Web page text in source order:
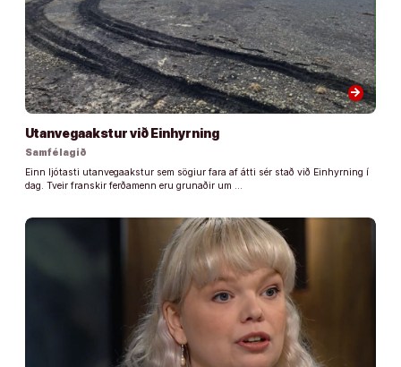
arrow_forward
Utanvegaakstur við Einhyrning
Samfélagið
Einn ljótasti utanvegaakstur sem sögiur fara af átti sér stað við Einhyrning í
dag. Tveir franskir ferðamenn eru grunaðir um …